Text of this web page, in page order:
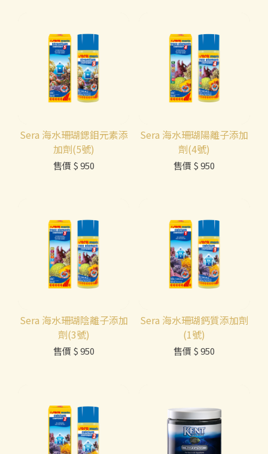
Sera 海水珊瑚鍶鉬元素添
加劑(5號)
售價 $ 950
Sera 海水珊瑚陽離子添加
劑(4號)
售價 $ 950
Sera 海水珊瑚陰離子添加
劑(3號)
售價 $ 950
Sera 海水珊瑚鈣質添加劑
(1號)
售價 $ 950